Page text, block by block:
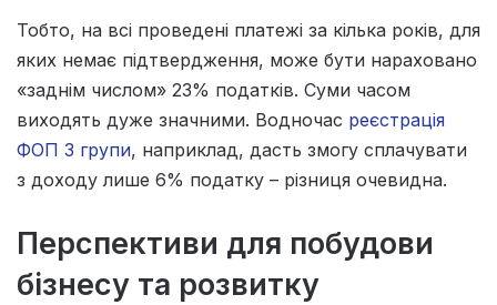
Тобто, на всі проведені платежі за кілька років, для
яких немає підтвердження, може бути нараховано
«заднім числом» 23% податків. Суми часом
виходять дуже значними. Водночас реєстрація
ФОП 3 групи, наприклад, дасть змогу сплачувати
з доходу лише 6% податку – різниця очевидна.
Перспективи для побудови
бізнесу та розвитку